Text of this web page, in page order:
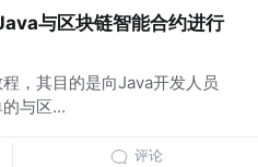
与区块链智能合约进行
，其目的是向Java开发人员
与区...
评论